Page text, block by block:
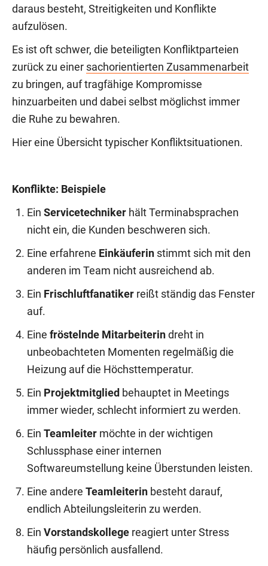
daraus besteht, Streitigkeiten und Konflikte
aufzulösen.
Es ist oft schwer, die beteiligten Konfliktparteien
zurück zu einer sachorientierten Zusammenarbeit
zu bringen, auf tragfähige Kompromisse
hinzuarbeiten und dabei selbst möglichst immer
die Ruhe zu bewahren.
Hier eine Übersicht typischer Konfliktsituationen.
Konflikte: Beispiele
Ein Servicetechniker hält Terminabsprachen
nicht ein, die Kunden beschweren sich.
Eine erfahrene Einkäuferin stimmt sich mit den
anderen im Team nicht ausreichend ab.
Ein Frischluftfanatiker reißt ständig das Fenster
auf.
Eine fröstelnde Mitarbeiterin dreht in
unbeobachteten Momenten regelmäßig die
Heizung auf die Höchsttemperatur.
Ein Projektmitglied behauptet in Meetings
immer wieder, schlecht informiert zu werden.
Ein Teamleiter möchte in der wichtigen
Schlussphase einer internen
Softwareumstellung keine Überstunden leisten.
Eine andere Teamleiterin besteht darauf,
endlich Abteilungsleiterin zu werden.
Ein Vorstandskollege reagiert unter Stress
häufig persönlich ausfallend.